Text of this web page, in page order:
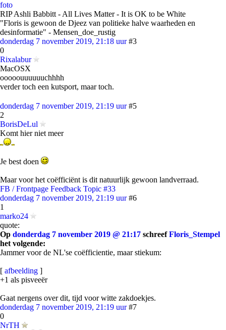
foto
RIP Ashli Babbitt - All Lives Matter - It is OK to be White
"Floris is gewoon de Djeez van politieke halve waarheden en
desinformatie" - Mensen_doe_rustig
donderdag 7 november 2019, 21:18 uur #3
0
Rixalabur
MacOSX
ooooouuuuuuchhhh
verder toch een kutsport, maar toch.
donderdag 7 november 2019, 21:19 uur #5
2
BorisDeLul
Komt hier niet meer
Je best doen
Maar voor het coëfficiënt is dit natuurlijk gewoon landverraad.
FB / Frontpage Feedback Topic #33
donderdag 7 november 2019, 21:19 uur #6
1
marko24
quote:
Op donderdag 7 november 2019 @ 21:17 schreefFloris_Stempel
het volgende:
Jammer voor de NL'se coëfficientie, maar stiekum:
[ afbeelding ]
+1 als pisveeër
Gaat nergens over dit, tijd voor witte zakdoekjes.
donderdag 7 november 2019, 21:19 uur #7
0
NrTH